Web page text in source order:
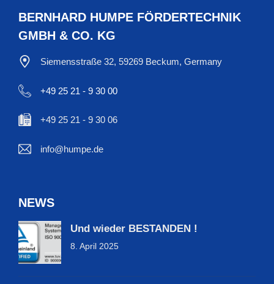
BERNHARD HUMPE FÖRDERTECHNIK
GMBH & CO. KG
Siemensstraße 32, 59269 Beckum, Germany
+49 25 21 - 9 30 00
+49 25 21 - 9 30 06
info@humpe.de
NEWS
Und wieder BESTANDEN !
8. April 2025